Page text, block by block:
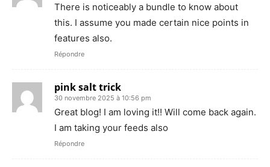
There is noticeably a bundle to know about
this. I assume you made certain nice points in
features also.
Répondre
pink salt trick
30 novembre 2025 à 10:56 pm
Great blog! I am loving it!! Will come back again.
I am taking your feeds also
Répondre